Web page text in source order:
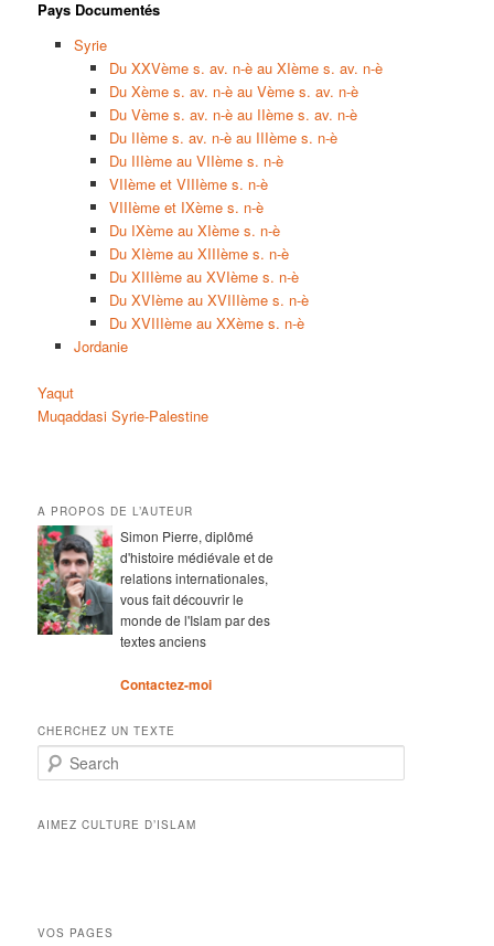
Pays Documentés
Syrie
Du XXVème s. av. n-è au XIème s. av. n-è
Du Xème s. av. n-è au Vème s. av. n-è
Du Vème s. av. n-è au IIème s. av. n-è
Du IIème s. av. n-è au IIIème s. n-è
Du IIIème au VIIème s. n-è
VIIème et VIIIème s. n-è
VIIIème et IXème s. n-è
Du IXème au XIème s. n-è
Du XIème au XIIIème s. n-è
Du XIIIème au XVIème s. n-è
Du XVIème au XVIIIème s. n-è
Du XVIIIème au XXème s. n-è
Jordanie
Yaqut
Muqaddasi Syrie-Palestine
A PROPOS DE L’AUTEUR
Simon Pierre, diplômé
d'histoire médiévale et de
relations internationales,
vous fait découvrir le
monde de l'Islam par des
textes anciens
Contactez-moi
CHERCHEZ UN TEXTE
Search
AIMEZ CULTURE D’ISLAM
VOS PAGES